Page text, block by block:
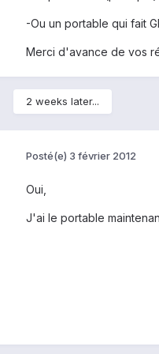
-Ou un portable qui fait
Merci d'avance de vos
2 weeks later...
Posté(e) 3 février 2012
Oui,
J'ai le portable